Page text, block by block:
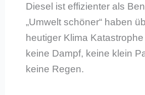
Diesel ist effizienter als
„Umwelt schöner“ haben
heutiger Klima
keine Dampf, keine klein
keine Regen.